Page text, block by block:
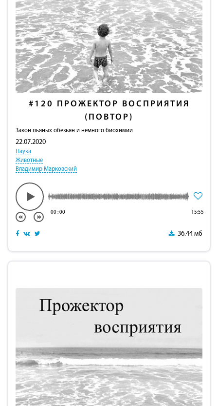
#120 ПРОЖЕКТОР ВОСПРИЯТИЯ
(ПОВТОР)
Закон пьяных обезьян и немного биохимии
22.07.2020
Наука
Животные
Владимир Марковский
00:00 15:55
36.44 мб